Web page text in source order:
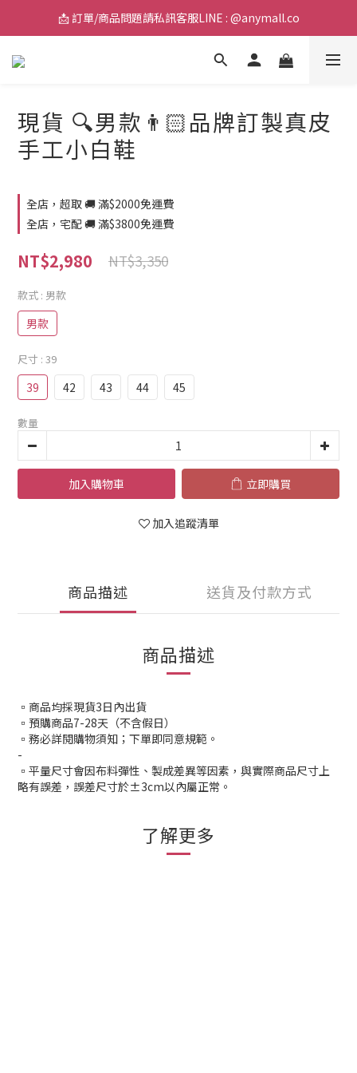
📩 訂單/商品問題請私訊客服LINE : @anymall.co
📩 訂單/商品問題請私訊客服LINE : @anymall.co
🚚 全館滿$2000超取免運 / $3800宅配免運
現貨 🔍男款👨🏻品牌訂製真皮
手工小白鞋
全店，超取 🚚 滿$2000免運費
全店，宅配 🚚 滿$3800免運費
NT$2,980 NT$3,350
款式 : 男款
男款
尺寸 : 39
39 42 43 44 45
數量
加入購物車 立即購買
加入追蹤清單
商品描述 送貨及付款方式
商品描述
▫️商品均採現貨3日內出貨
▫️預購商品7-28天（不含假日）
▫️務必詳閱購物須知；下單即同意規範。
-
▫️平量尺寸會因布料彈性、製成差異等因素，與實際商品尺寸上
略有誤差，誤差尺寸於±3cm以內屬正常。
了解更多